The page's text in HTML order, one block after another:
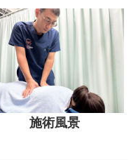
施術風景